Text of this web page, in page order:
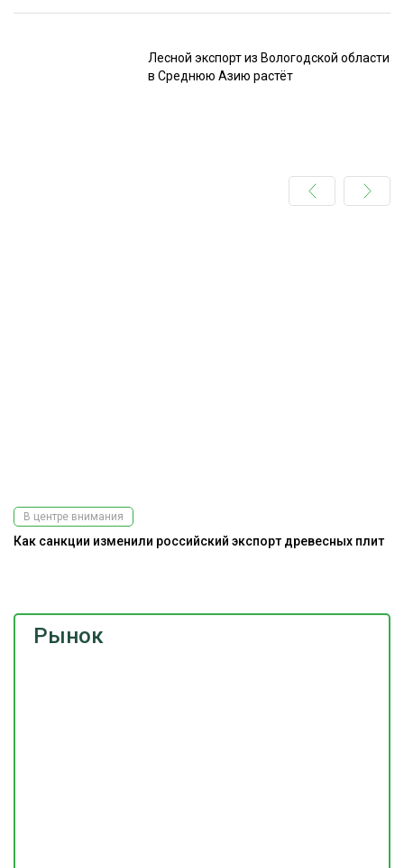
Лесной экспорт из Вологодской области
в Среднюю Азию растёт
Рынок
В центре внимания
Как санкции изменили российский экспорт древесных плит